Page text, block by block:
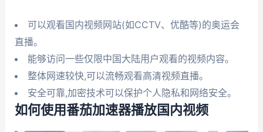
可以观看国内视频网站(如CCTV、优酷等)的奥运会
直播。
能够访问一些仅限中国大陆用户观看的视频内容。
整体网速较快,可以流畅观看高清视频直播。
安全可靠,加密技术可以保护个人隐私和网络安全。
如何使用番茄加速器播放国内视频